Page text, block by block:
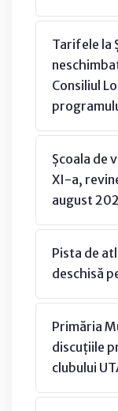
Tarifele la
Consiliul
Școala de
XI-a,
august
Pista de
deschisă
Primăria
discuțiile
clubului